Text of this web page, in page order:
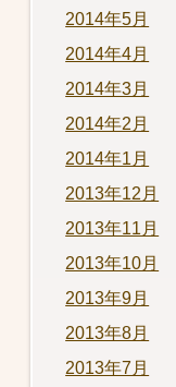
2014年5月
2014年4月
2014年3月
2014年2月
2014年1月
2013年12月
2013年11月
2013年10月
2013年9月
2013年8月
2013年7月